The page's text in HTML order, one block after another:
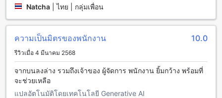
หลายที่ครบครัน ตั้งแต่อาหารไทยแบบดั้งเดิม ไปจนถึงอาหาร
อาหารในห้องพัก ซึ่งคุณสามารถสั่งอาหารและรับประทานในส่วน
ตัวได้ นอกจากนี้ยังมีครัวรวมที่สามารถใช้บริการได้ฟรี สำหรับผู้ที่
ต้องการทำอาหารส่วนตัว นอกจากนี้ยังมีบริการทำความสะอาด
ห้องประจำวันเพื่อให้คุณมีความสะอาดและสบายใจตลอดการเข้า
พัก
ห้องพักสุดหรูที่ทรายทอง รีสอร์ท ตรัง
Natcha |ไทย | กลุ่มเพื่อน
ความเป็นมิตรของพนักงาน 10.0
รีวิวเมื่อ 4 มีนาคม 2568
จากบนลงล่าง รวมถึงเจ้าของ ผู้จัดการ พนักงาน ยิ้มกว้าง พร้อมที่
จะช่วยเหลือ
แปลอัตโนมัติโดยเทคโนโลยี Generative AI